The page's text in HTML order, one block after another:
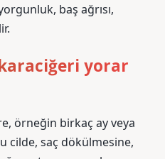
baş ağrısı,
yorar
örneğin birkaç ay veya
cilde, saç dökülmesine,